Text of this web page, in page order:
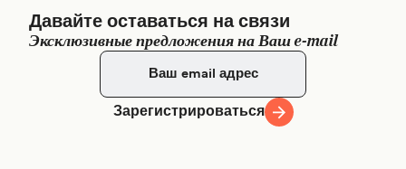
Давайте оставаться на связи
Эксклюзивные предложения на Ваш e-mail
Зарегистрироваться